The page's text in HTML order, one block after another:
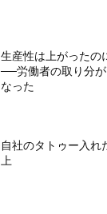
生産性は上がったの
──労働者の取り分
なった
自社のタトゥー入れ
上